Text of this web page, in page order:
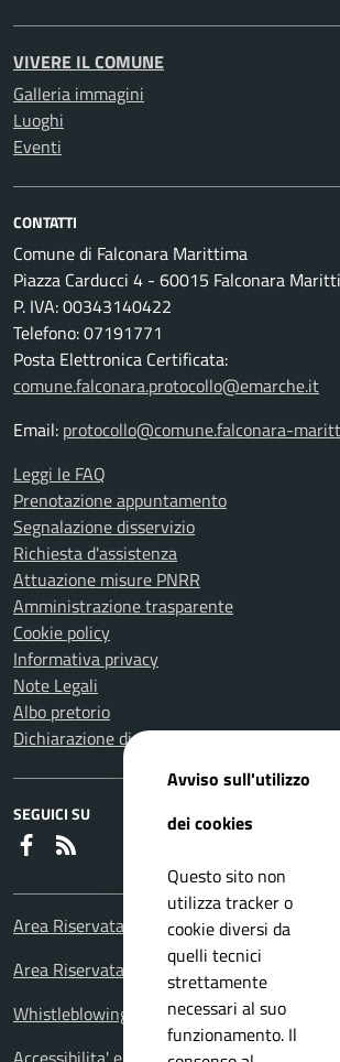
VIVERE IL COMUNE
Galleria immagini
Luoghi
Eventi
CONTATTI
Comune di Falconara Marittima
Piazza Carducci 4 - 60015 Falconara
P. IVA: 00343140422
Telefono: 07191771
Posta Elettronica Certificata:
comune.falconara.protocollo@emarche.it
Email: protocollo@comune.falconara-
Leggi le FAQ
Prenotazione appuntamento
Segnalazione disservizio
Richiesta d'assistenza
Attuazione misure PNRR
Amministrazione trasparente
Cookie policy
Informativa privacy
Note Legali
Albo pretorio
Dichiarazione di accessibilità
SEGUICI SU
Faceboook
Area Riservata Consiglieri Comunali
Area Riservata Polizia Locale
Whistleblowing – Segnalazioni illeciti
Avviso sull'utilizzo
dei cookies
Questo sito non
utilizza tracker o
cookie diversi da
quelli tecnici
strettamente
necessari al suo
funzionamento. Il